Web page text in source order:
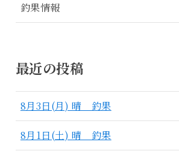
釣果情報
最近の投稿
8月3日(月) 晴 釣果
8月1日(土) 晴 釣果